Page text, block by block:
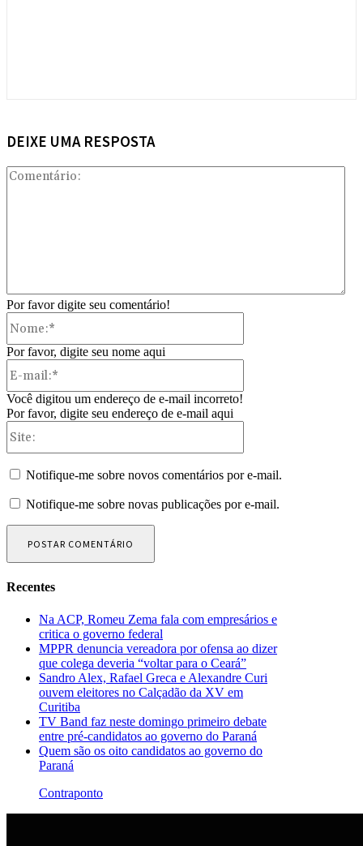
DEIXE UMA RESPOSTA
Por favor digite seu comentário!
Por favor, digite seu nome aqui
Você digitou um endereço de e-mail incorreto!
Por favor, digite seu endereço de e-mail aqui
Notifique-me sobre novos comentários por e-mail.
Notifique-me sobre novas publicações por e-mail.
Recentes
Na ACP, Romeu Zema fala com empresários e
critica o governo federal
MPPR denuncia vereadora por ofensa ao dizer
que colega deveria “voltar para o Ceará”
Sandro Alex, Rafael Greca e Alexandre Curi
ouvem eleitores no Calçadão da XV em
Curitiba
TV Band faz neste domingo primeiro debate
entre pré-candidatos ao governo do Paraná
Quem são os oito candidatos ao governo do
Paraná
Contraponto